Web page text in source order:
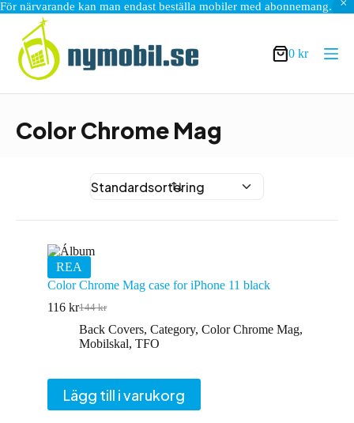
För närvarande kan man endast beställa mobiler med abonnemang.
innehåll
Varukorg
0 kr
Color Chrome Mag
REA
Color Chrome Mag case for iPhone 11 black
144kr
Det
ursprungliga
priset
116 krDet
nuvarande
priset
Back Covers, Category, Color Chrome Mag,
Mobilskal, TFO
Lägg till i varukorg